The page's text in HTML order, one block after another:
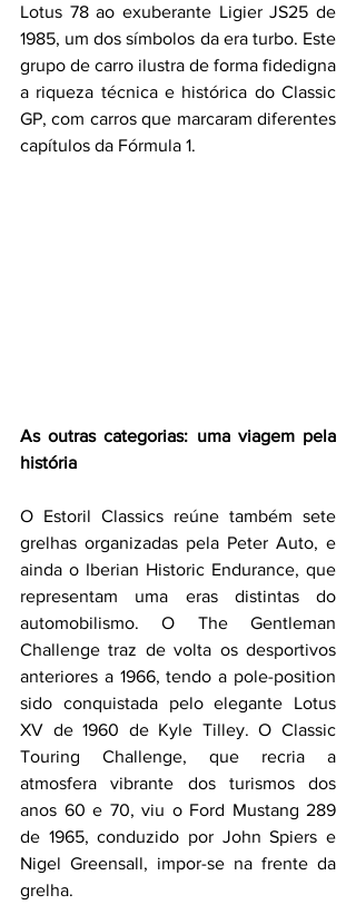
Lotus 78 ao exuberante Ligier JS25 de
1985, um dos símbolos da era turbo. Este
grupo de carro ilustra de forma fidedigna
a riqueza técnica e histórica do Classic
GP, com carros que marcaram diferentes
capítulos da Fórmula 1.
As outras categorias: uma viagem pela
história
O Estoril Classics reúne também sete
grelhas organizadas pela Peter Auto, e
ainda o Iberian Historic Endurance, que
representam uma eras distintas do
automobilismo. O The Gentleman
Challenge traz de volta os desportivos
anteriores a 1966, tendo a pole-position
sido conquistada pelo elegante Lotus
XV de 1960 de Kyle Tilley. O Classic
Touring Challenge, que recria a
atmosfera vibrante dos turismos dos
anos 60 e 70, viu o Ford Mustang 289
de 1965, conduzido por John Spiers e
Nigel Greensall, impor-se na frente da
grelha.